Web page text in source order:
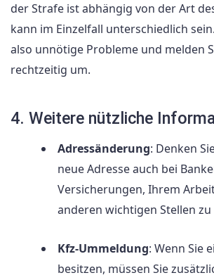
der Strafe ist abhängig von der Art
kann im Einzelfall unterschiedlich
also unnötige Probleme und melden
rechtzeitig um.
4. Weitere nützliche
Adressänderung: Denken
neue Adresse auch bei
Versicherungen, Ihrem
anderen wichtigen Stellen
Kfz-Ummeldung: Wenn Sie
besitzen, müssen Sie